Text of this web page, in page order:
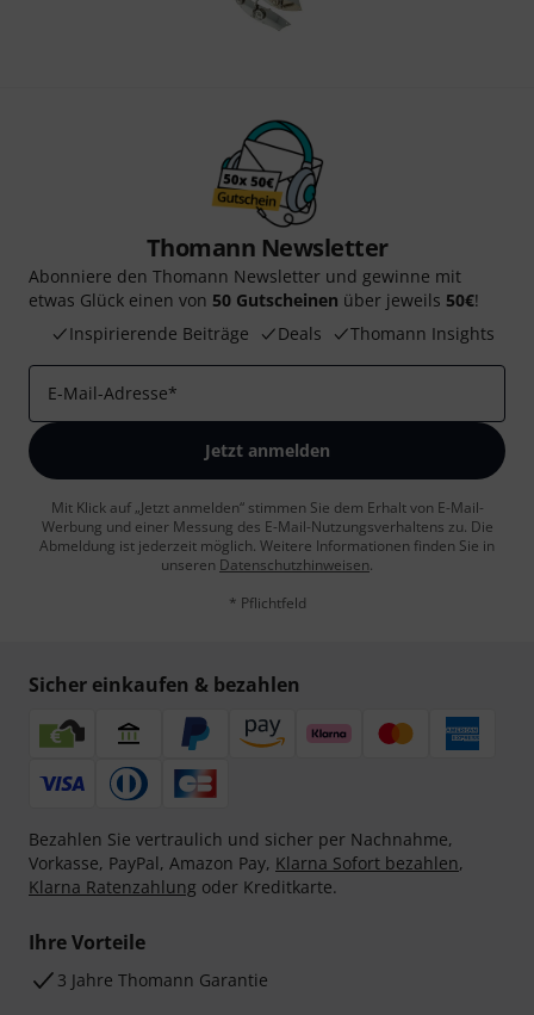
Thomann Newsletter
Abonniere den Thomann Newsletter und gewinne mit
etwas Glück einen von 50 Gutscheinen über jeweils 50€!
Inspirierende Beiträge
Deals Thomann Insights
E-Mail-Adresse*
Jetzt anmelden
Mit Klick auf „Jetzt anmelden“ stimmen Sie dem Erhalt von E-Mail-
Werbung und einer Messung des E-Mail-Nutzungsverhaltens zu. Die
Abmeldung ist jederzeit möglich. Weitere Informationen finden Sie in
unseren Datenschutzhinweisen.
* Pflichtfeld
Sicher einkaufen & bezahlen
Bezahlen Sie vertraulich und sicher per Nachnahme,
Vorkasse, PayPal, Amazon Pay, Klarna Sofort bezahlen,
Klarna Ratenzahlung oder Kreditkarte.
Ihre Vorteile
3 Jahre Thomann Garantie